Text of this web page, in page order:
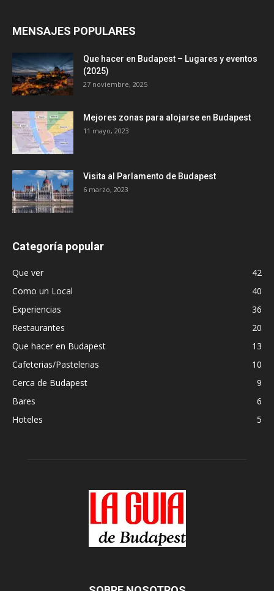
MENSAJES POPULARES
Que hacer en Budapest – Lugares y eventos
(2025)
27 noviembre, 2025
Mejores zonas para alojarse en Budapest
11 mayo, 2023
Visita al Parlamento de Budapest
6 marzo, 2023
Categoría popular
Que ver
42
Como un Local
40
Experiencias
36
Restaurantes
20
Que hacer en Budapest
13
Cafeterias/Pastelerias
10
Cerca de Budapest
9
Bares
6
Hoteles
5